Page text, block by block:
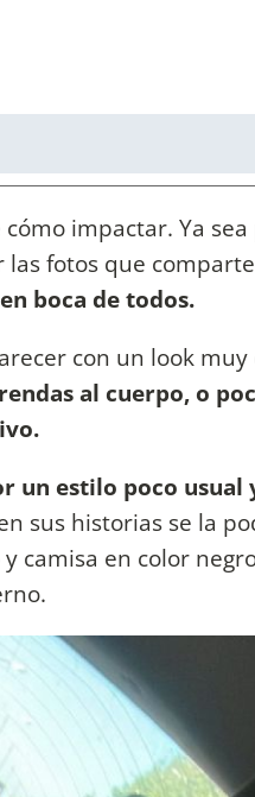
impactar. Ya
fotos que
boca de todos.
con un look
al cuerpo, o
un estilo poco usual
sus historias se la
camisa en color